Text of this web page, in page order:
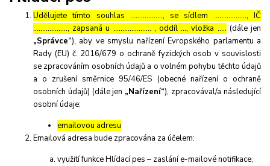
Udělujete tímto souhlas ……………..., se sídlem ………………, IČ
………………., zapsaná u ………………… , oddíl …, vložka ….. (dále jen
„Správce“), aby ve smyslu nařízení Evropského parlamentu a
Rady (EU) č. 2016/679 o ochraně fyzických osob v souvislosti
se zpracováním osobních údajů a o volném pohybu těchto údajů
a o zrušení směrnice 95/46/ES (obecné nařízení o ochraně
osobních údajů) (dále jen „Nařízení“), zpracovával/a následující
osobní údaje:
emailovou adresu
Emailová adresa bude zpracována za účelem:
využití funkce Hlídací pes – zaslání e-mailové notifikace,